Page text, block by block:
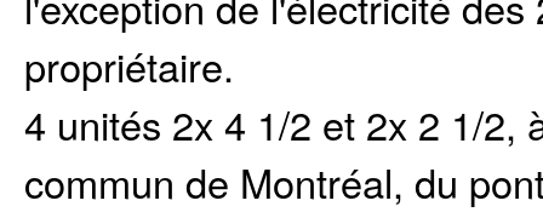
propriétaire.
4 unités 2x 4 1/2 et 2x 2 1/2,
commun de Montréal, du